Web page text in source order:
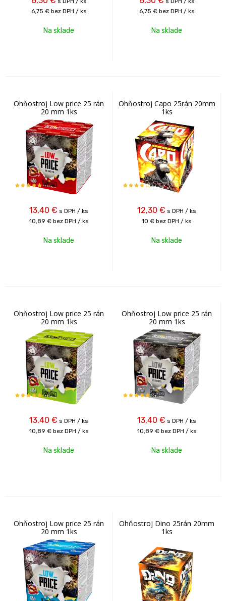
6,75 € bez DPH / ks
Na sklade
6,75 € bez DPH / ks
Na sklade
Ohňostroj Low price 25 rán
20 mm 1ks
100%
13,40 € s DPH / ks
10,89 € bez DPH / ks
Na sklade
Ohňostroj Capo 25rán 20mm
1ks
87%
12,30 € s DPH / ks
10 € bez DPH / ks
Na sklade
Ohňostroj Low price 25 rán
20 mm 1ks
100%
13,40 € s DPH / ks
10,89 € bez DPH / ks
Na sklade
Ohňostroj Low price 25 rán
20 mm 1ks
98%
13,40 € s DPH / ks
10,89 € bez DPH / ks
Na sklade
Ohňostroj Low price 25 rán
20 mm 1ks
Ohňostroj Dino 25rán 20mm
1ks